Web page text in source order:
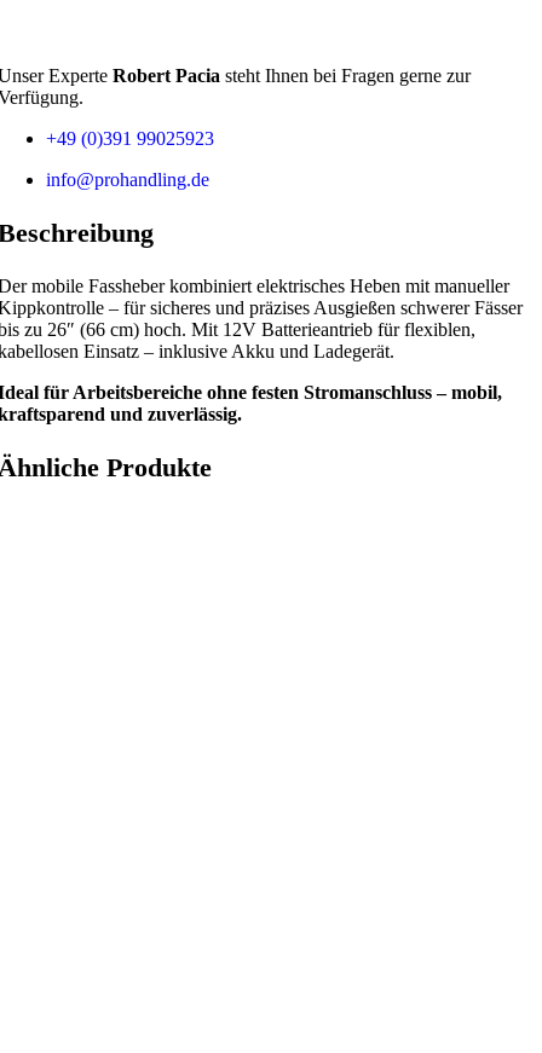
Experte Robert Pacia steht Ihnen bei Fragen gerne zur
+49 (0)391 99025923
info@prohandling.de
mobile Fassheber kombiniert elektrisches Heben mit manueller
– für sicheres und präzises Ausgießen schwerer Fässer
zu 26″ (66 cm) hoch. Mit 12V Batterieantrieb für flexiblen,
Einsatz – inklusive Akku und Ladegerät.
für Arbeitsbereiche ohne festen Stromanschluss – mobil,
und zuverlässig.
Produkte